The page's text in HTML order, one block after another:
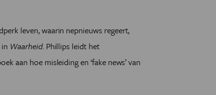
leven, waarin nepnieuws regeert,
Waarheid. Phillips leidt het
aan hoe misleiding en ‘fake news’ van